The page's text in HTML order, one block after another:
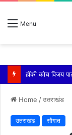
Menu
किशोरी को बेहोश कर
Home /उतराखंड
उतराखंड सौगात